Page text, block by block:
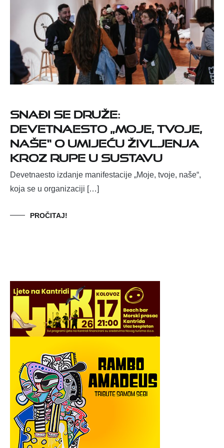
Snađi se druže:
devetnaesto „Moje, tvoje,
naše“ o umijeću življenja
kroz rupe u sustavu
Devetnaesto izdanje manifestacije „Moje, tvoje, naše“,
koja se u organizaciji […]
PROČITAJ!